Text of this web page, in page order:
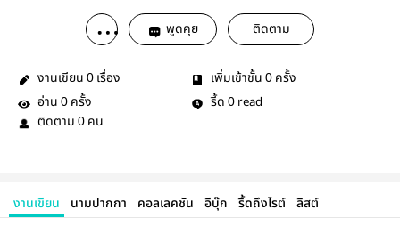
พูดคุย ติดตาม
งานเขียน 0 เรื่อง เพิ่มเข้าชั้น 0 ครั้ง
อ่าน 0 ครั้ง รี้ด 0 read
ติดตาม 0 คน
งานเขียน นามปากกา คอลเลคชัน อีบุ๊ก รี้ดถึงไรต์ ลิสต์